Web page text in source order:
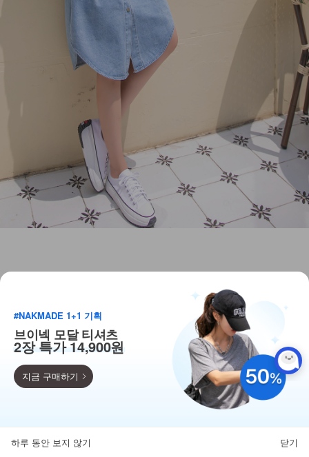
득템찬스
#NAKMADE 1+1 기획
브이넥 모달 티셔츠
2장 특가 14,900원
지금 구매하기
하루 동안 보지 않기 닫기
뒤로가기 카테고리 마이페이지